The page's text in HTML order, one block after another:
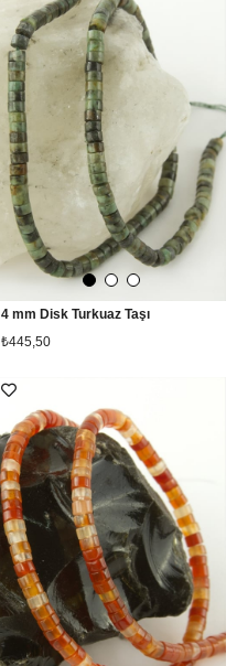
4 mm Disk Turkuaz Taşı
₺445,50